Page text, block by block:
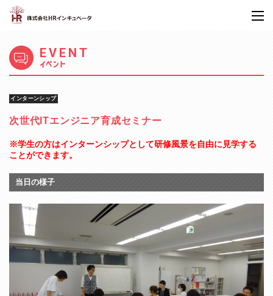
EVENT
イベント
インターンシップ
次世代ITエンジニア育成セミナー
※学生の方はインターンシップとして研修風景を自由に見学する
ことができます。
当日の様子